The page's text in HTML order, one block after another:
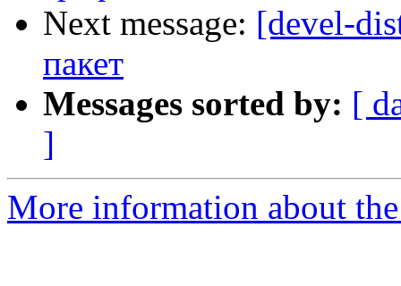
Next message: [devel-
пакет
Messages sorted by: [
]
More information about